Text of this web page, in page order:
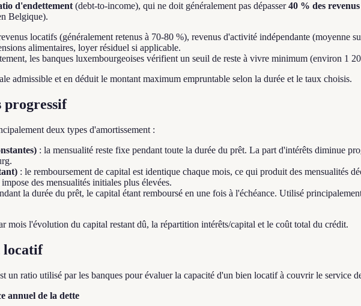
d'endettement (debt-to-income), qui ne doit généralement pas dépasser40 % des
Belgique).
locatifs (généralement retenus à 70-80 %), revenus d'activité indépendante (moyenne
alimentaires, loyer résiduel si applicable.
les banques luxembourgeoises vérifient un seuil de reste à vivre minimum (environ 1
admissible et en déduit le montant maximum empruntable selon la durée et le taux choisis.
progressif
deux types d'amortissement :
: la mensualité reste fixe pendant toute la durée du prêt. La part d'intérêts diminue
: le remboursement de capital est identique chaque mois, ce qui produit des mensualités
des mensualités initiales plus élevées.
la durée du prêt, le capital étant remboursé en une fois à l'échéance. Utilisé
mois l'évolution du capital restant dû, la répartition intérêts/capital et le coût total du crédit.
locatif
un ratio utilisé par les banques pour évaluer la capacité d'un bien locatif à couvrir le service
annuel de la dette